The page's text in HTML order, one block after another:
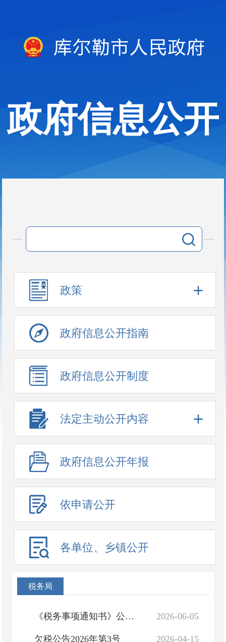
政府信息公开
政策
政府信息公开指南
政府信息公开制度
法定主动公开内容
政府信息公开年报
依申请公开
各单位、乡镇公开
税务局
2026-06-05
《税务事项通知书》公告送达
2026-04-15
欠税公告2026年第3号